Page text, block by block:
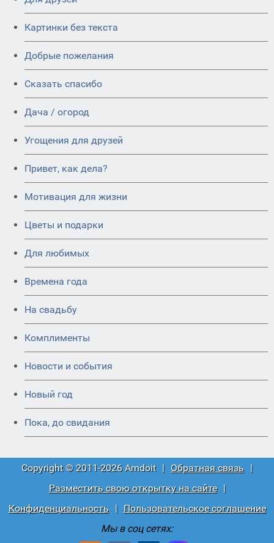
Картинки без текста
Добрые пожелания
Сказать спасибо
Дача / огород
Угощения для друзей
Привет, как дела?
Мотивация для жизни
Цветы и подарки
Для любимых
Времена года
На свадьбу
Комплименты
Новости и события
Новый год
Пока, до свидания
Copyright © 2011-2026 Amdoit | Обратная связь |
Разместить свою открытку на сайте
|
Конфиденциальность
|
Пользовательское соглашение
Мы в соц сетях: